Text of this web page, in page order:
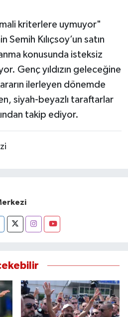
kriterlere uymuyor"
Kılıçsoy’un satın
konusunda isteksiz
Genç yıldızın geleceğine
ilerleyen dönemde
siyah-beyazlı taraftarlar
takip ediyor.